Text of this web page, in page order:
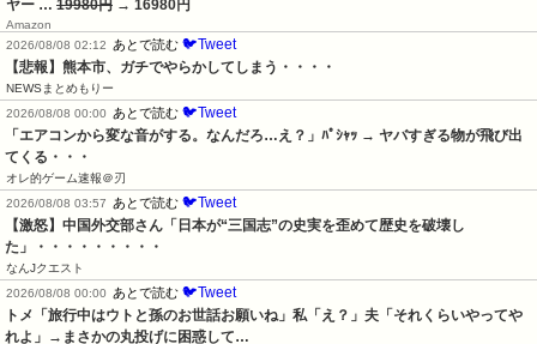
ヤー … 19980円 → 16980円
Amazon
2026/08/08 02:12
あとで読む 🐦Tweet
【悲報】熊本市、ガチでやらかしてしまう・・・・
NEWSまとめもりー
2026/08/08 00:00
あとで読む 🐦Tweet
「エアコンから変な音がする。なんだろ…え？」ﾊﾟｼｬｯ → ヤバすぎる物が飛び出
てくる・・・
オレ的ゲーム速報＠刃
2026/08/08 03:57
あとで読む 🐦Tweet
【激怒】中国外交部さん「日本が“三国志”の史実を歪めて歴史を破壊し
た」・・・・・・・・・
なんJクエスト
2026/08/08 00:00
あとで読む 🐦Tweet
トメ「旅行中はウトと孫のお世話お願いね」私「え？」夫「それくらいやってや
れよ」→まさかの丸投げに困惑して…